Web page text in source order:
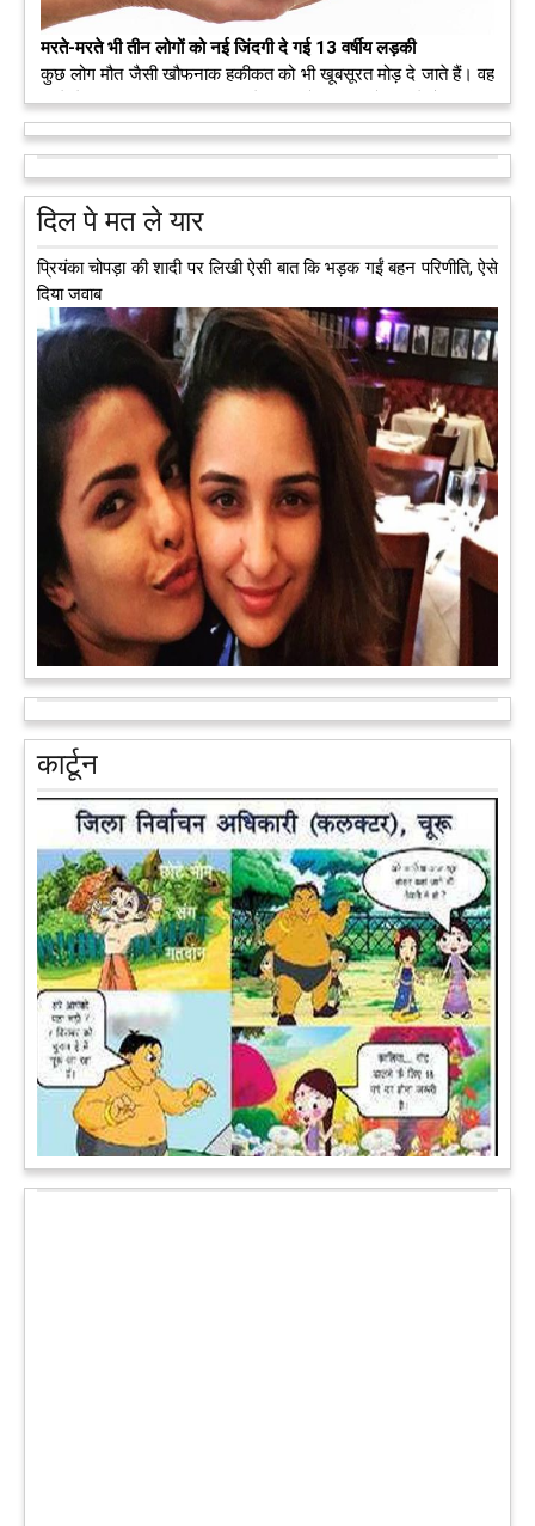
मरते-मरते भी तीन लोगों को नई जिंदगी दे गई 13 वर्षीय लड़की
कुछ लोग मौत जैसी खौफनाक हकीकत को भी खूबसूरत मोड़ दे जाते हैं। वह
मरने के बाद भी इस धरती पर अपने आप को जीवित छोड़ ज़ाते हैं। दुनिया
को अलविदा कह चुकी 13 वर्षीय लड़की के अंगदान से 3 जरूरतमंद लोगों
को नई जिंदगी मिल गई।आगे पढ़ें
अब एक आइडिया बदलेगा हिमाचल के युवाओं की किस्मत, जानिए कैसे
हमीरपुर में अब एक आइडिया युवाओं की किस्मत बदलने जा रहा है। भारत
सरकार के स्टार्टअप मिशन के तहत सबंधित टीम मोबाइल वैन के जरिए पूरे
देश के कोने-कोने में घूमकर नए स्टार्ट अप स्थापित करने की चाह रखने
वाले युवाओं से संपर्क कर रही है।आगे पढ़ें
आरक्षण के विरोध में राजा भैया बोले, प्रमोशन का आधार गुणवत्ता और
वरिष्ठता हो, जाति नहीं
प्रतापगढ़ के कुंडा से बाहुबली विधायक रघुराज प्रताप सिंह उर्फ राजा भैया ने
शुक्रवार को लखनऊ में प्रेस कांफ्रेंस कर नई राजनीतिक पार्टी बनाने की
आधिकारिक घोषणा करते हुए पार्टी के मुद्दों के बारे में बताया.आगे पढ़ें
पेट पकड़ कर हंसने पर मजबूर हो जायेंगे आप जानवरों की ये अदाएं देखकर
कल्पना कीजिये उस दृश्य की, जिसमें कोई गिलहरी किसी मेंढक के साथ
लिप-लॉक कर रही हो। गिलहरी झूला झूल रही हो।आगे पढ़ें
दिल पे मत ले यार
प्रियंका चोपड़ा की शादी पर लिखी ऐसी बात कि भड़क गईं बहन परिणीति, ऐसे
दिया जवाब
कार्टून